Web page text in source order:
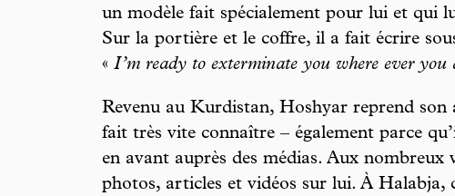
un modèle fait spécialement pour lui et qui
Sur la portière et le coffre, il a fait écrire
« I’m ready to exterminate you where ever you
Revenu au Kurdistan, Hoshyar reprend son
fait très vite connaître – également parce
en avant auprès des médias. Aux nombreux
photos, articles et vidéos sur lui. À Halabja,